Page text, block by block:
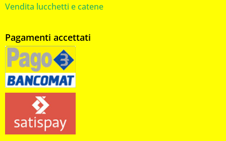
Vendita lucchetti e catene
Pagamenti accettati